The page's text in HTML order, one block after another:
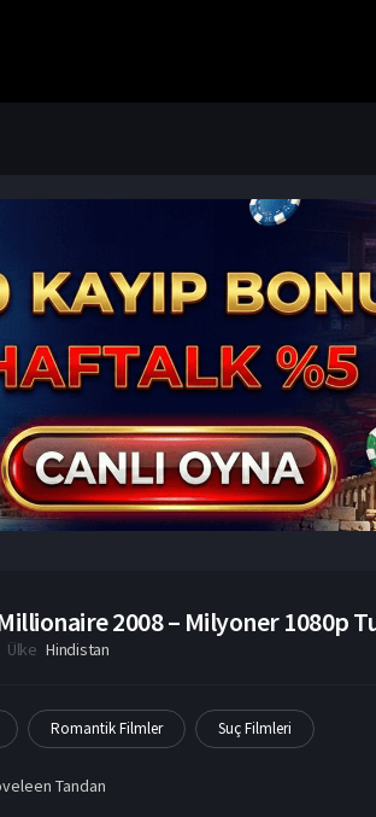
2008 – Milyoner 1080p
Ülke Hindistan
Romantik Filmler Suç Filmleri
Tandan